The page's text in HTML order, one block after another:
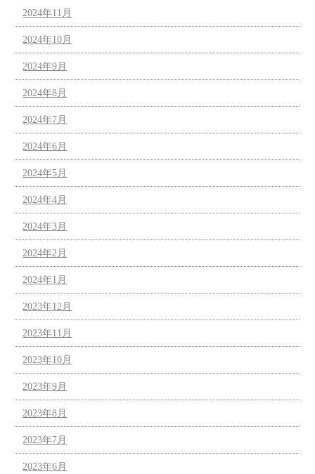
2024年11月
2024年10月
2024年9月
2024年8月
2024年7月
2024年6月
2024年5月
2024年4月
2024年3月
2024年2月
2024年1月
2023年12月
2023年11月
2023年10月
2023年9月
2023年8月
2023年7月
2023年6月